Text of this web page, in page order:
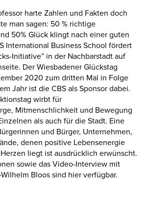
harte Zahlen und Fakten doch
man sagen: 50 % richtige
50% Glück klingt nach einer guten
International Business School fördert
Initiative” in der Nachbarstadt auf
Der Wiesbadener Glückstag
2020 zum dritten Mal in Folge
Jahr ist die CBS als Sponsor dabei.
wirbt für
Mitmenschlichkeit und Bewegung
als auch für die Stadt. Eine
und Bürger, Unternehmen,
denen positive Lebensenergie
liegt ist ausdrücklich erwünscht.
sowie das Video-Interview mit
Bloos sind hier verfügbar.